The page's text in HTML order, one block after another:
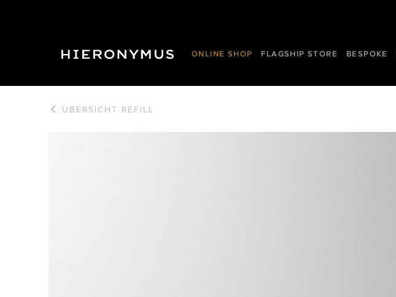
ONLINE SHOP FLAGSHIP STORE BESPOKE
ÜBERSICHT REFILL